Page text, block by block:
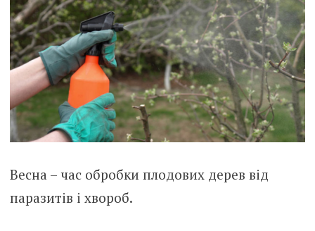
Весна – час обробки плодових дерев від
паразитів і хвороб.